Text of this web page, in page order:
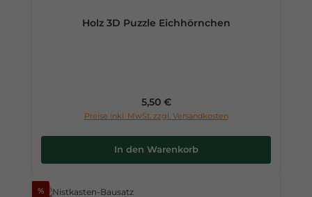
Holz 3D Puzzle Eichhörnchen
Regulärer Preis:
5,50 €
Preise inkl. MwSt. zzgl. Versandkosten
In den Warenkorb
%